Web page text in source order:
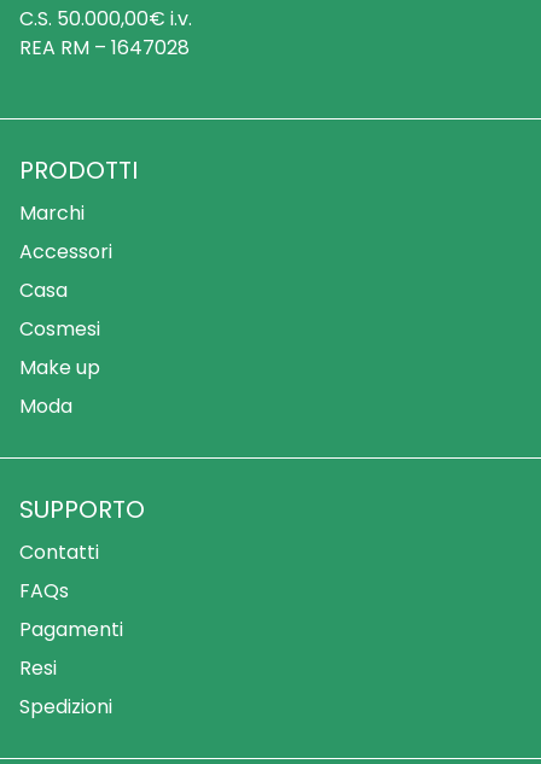
C.S. 50.000,00€ i.v.
REA RM – 1647028
PRODOTTI
Marchi
Accessori
Casa
Cosmesi
Make up
Moda
SUPPORTO
Contatti
FAQs
Pagamenti
Resi
Spedizioni